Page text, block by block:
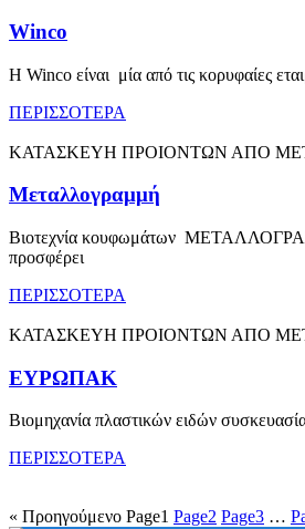
Winco
Η Winco είναι μία από τις κορυφαίες
ΠΕΡΙΣΣΟΤΕΡΑ
ΚΑΤΑΣΚΕΥΗ ΠΡΟΙΟΝΤΩΝ ΑΠΟ
Μεταλλογραμμή
Βιοτεχνία κουφωμάτων
προσφέρει
ΠΕΡΙΣΣΟΤΕΡΑ
ΚΑΤΑΣΚΕΥΗ ΠΡΟΙΟΝΤΩΝ ΑΠΟ
ΕΥΡΩΠΑΚ
Βιομηχανία πλαστικών ειδών
ΠΕΡΙΣΣΟΤΕΡΑ
« Προηγούμενο Page1 Page2 Page3 …